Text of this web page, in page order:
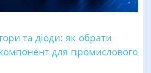
та діоди: як обрати
для промислового